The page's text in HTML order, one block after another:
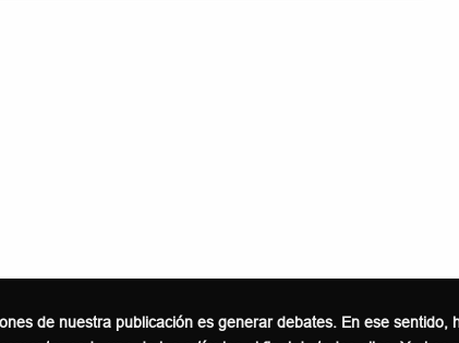
de nuestra publicación es generar debates. En ese sentido,